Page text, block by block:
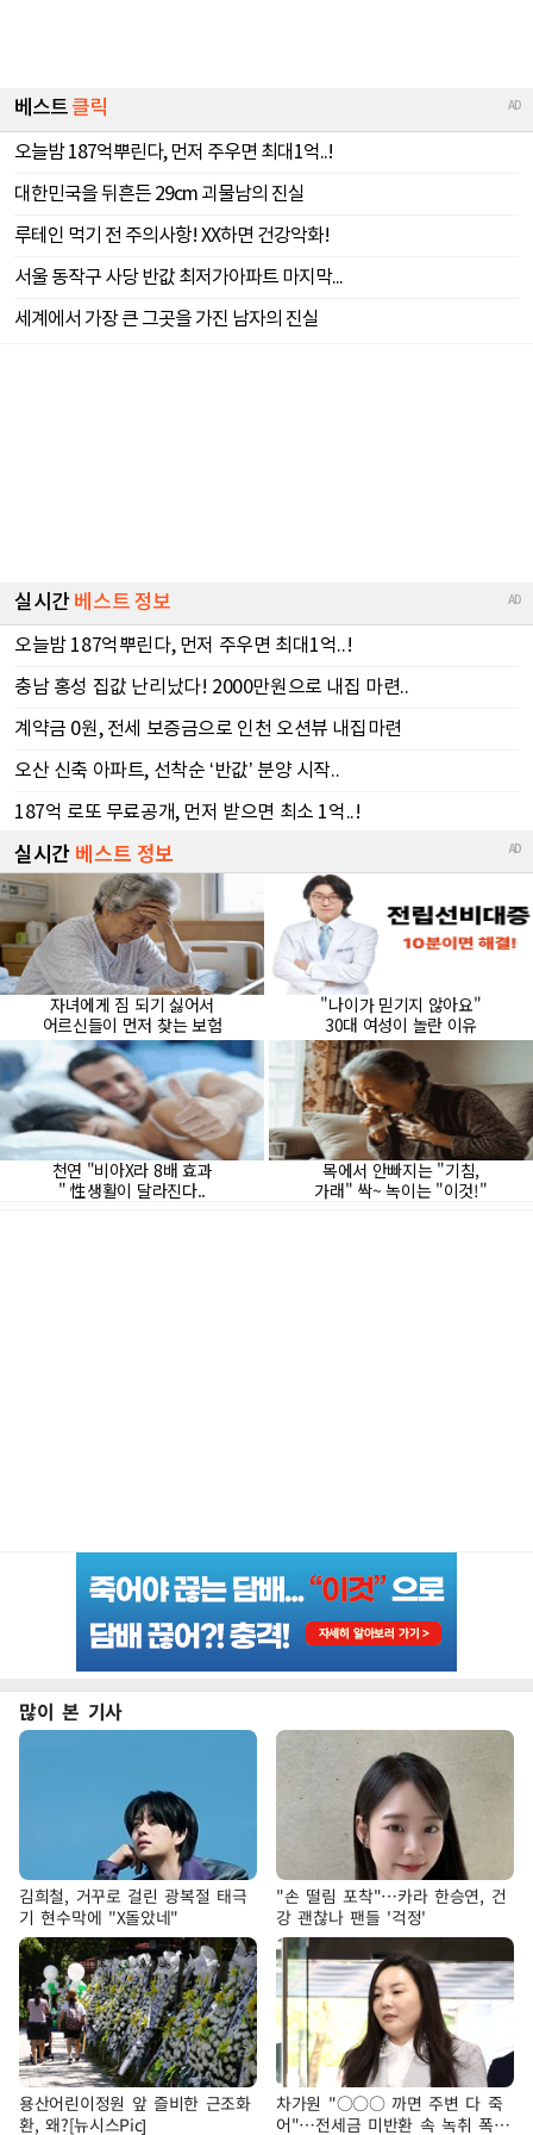
많이 본 기사
김희철, 거꾸로 걸린 광복절 태극
기 현수막에 "X돌았네"
"손 떨림 포착"…카라 한승연, 건
강 괜찮나 팬들 '걱정'
용산어린이정원 앞 즐비한 근조화
환, 왜?[뉴시스Pic]
차가원 "○○○ 까면 주변 다 죽
어"…전세금 미반환 속 녹취 폭로